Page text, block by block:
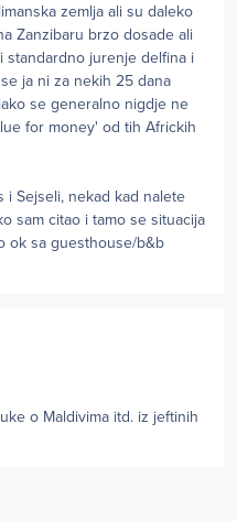
zemlja ali su daleko
Zanzibaru brzo dosade ali
standardno jurenje delfina i
ja ni za nekih 25 dana
se generalno nigdje ne
for money' od tih Africkih
i Sejseli, nekad kad nalete
sam citao i tamo se situacija
ok sa guesthouse/b&b
o Maldivima itd. iz jeftinih